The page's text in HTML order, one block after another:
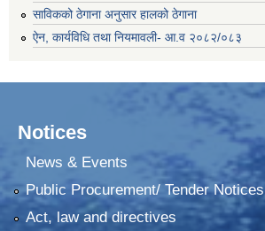
साविकको ठेगाना अनुसार हालको ठेगाना
ऐन, कार्यविधि तथा नियमावली- आ.व २०८२/०८३
Notices
News & Events
Public Procurement/ Tender Notices
Act, law and directives